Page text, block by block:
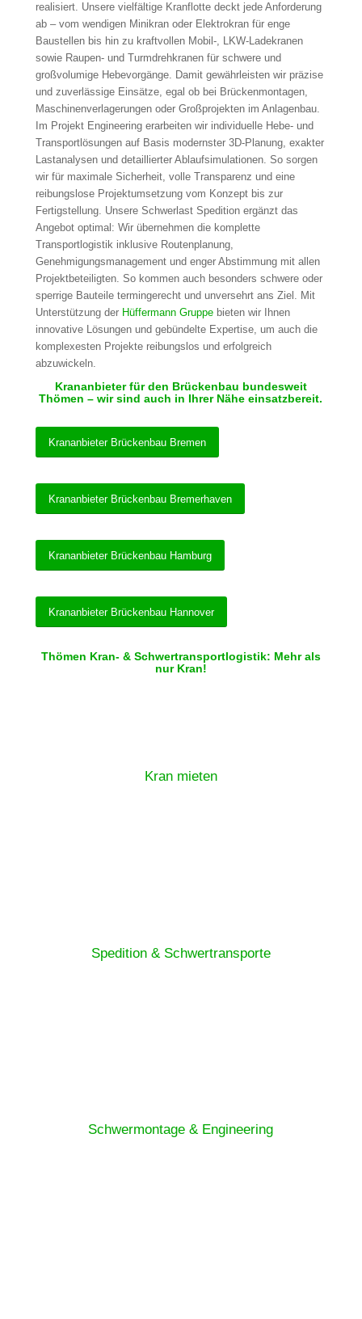
realisiert. Unsere vielfältige Kranflotte deckt jede Anforderung
ab – vom wendigen Minikran oder Elektrokran für enge
Baustellen bis hin zu kraftvollen Mobil-, LKW-Ladekranen
sowie Raupen- und Turmdrehkranen für schwere und
großvolumige Hebevorgänge. Damit gewährleisten wir präzise
und zuverlässige Einsätze, egal ob bei Brückenmontagen,
Maschinenverlagerungen oder Großprojekten im Anlagenbau.
Im Projekt Engineering erarbeiten wir individuelle Hebe- und
Transportlösungen auf Basis modernster 3D-Planung, exakter
Lastanalysen und detaillierter Ablaufsimulationen. So sorgen
wir für maximale Sicherheit, volle Transparenz und eine
reibungslose Projektumsetzung vom Konzept bis zur
Fertigstellung. Unsere Schwerlast Spedition ergänzt das
Angebot optimal: Wir übernehmen die komplette
Transportlogistik inklusive Routenplanung,
Genehmigungsmanagement und enger Abstimmung mit allen
Projektbeteiligten. So kommen auch besonders schwere oder
sperrige Bauteile termingerecht und unversehrt ans Ziel. Mit
Unterstützung der Hüffermann Gruppebieten wir Ihnen
innovative Lösungen und gebündelte Expertise, um auch die
komplexesten Projekte reibungslos und erfolgreich
abzuwickeln.
Krananbieter für den Brückenbau bundesweit
Thömen – wir sind auch in Ihrer Nähe einsatzbereit.
Krananbieter Brückenbau Bremen
Krananbieter Brückenbau Bremerhaven
Krananbieter Brückenbau Hamburg
Krananbieter Brückenbau Hannover
Thömen Kran- & Schwertransportlogistik: Mehr als
nur Kran!
Kran mieten
Spedition & Schwertransporte
Schwermontage & Engineering